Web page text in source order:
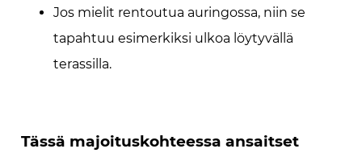
Jos mielit rentoutua auringossa, niin se
tapahtuu esimerkiksi ulkoa löytyvällä
terassilla.
Tässä majoituskohteessa ansaitset